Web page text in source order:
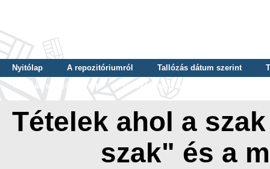
Nyitólap A repozitóriumról Tallózás dátum szerint
Tallózás szerző szerint
Tallózás nyelv szerint
Tételek ahol a
szak" és a